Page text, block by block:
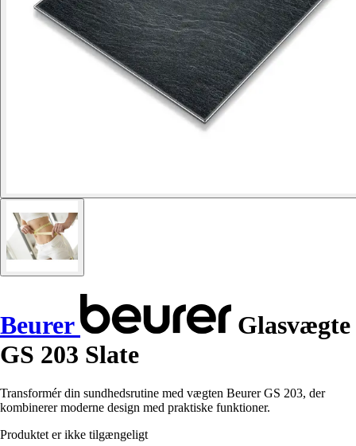
Beurer
Glasvægte
GS 203 Slate
Transformér din sundhedsrutine med vægten Beurer GS 203, der
kombinerer moderne design med praktiske funktioner.
Produktet er ikke tilgængeligt